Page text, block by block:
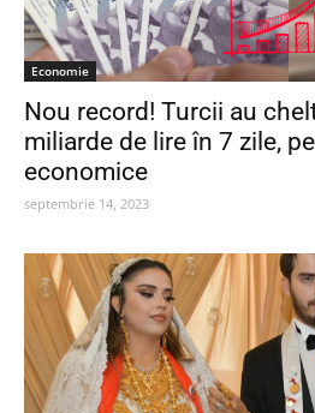
Economie
Nou record! Turcii au
miliarde de lire în 7 zile,
economice
septembrie 14, 2023